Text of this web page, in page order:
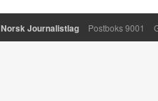
Norsk Journalistlag Postboks 9001